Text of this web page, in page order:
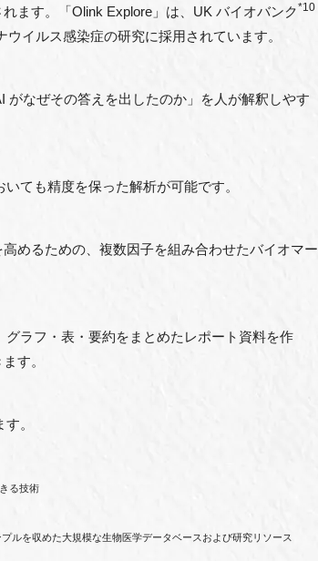
ます。「Olink Explore」は、UK バイオバンク*10
イルス感染症の研究に採⽤されています。
なぜその答えを出したのか」を⼈が解釈しやす
ても精度を保った解析が可能です。
めるための、複数因⼦を組み合わせたバイオマー
ラフ・表・要約をまとめたレポート資料を作
す。
。
る技術
ルを収めた⼤規模な⽣物医学データベースおよび研究リソース